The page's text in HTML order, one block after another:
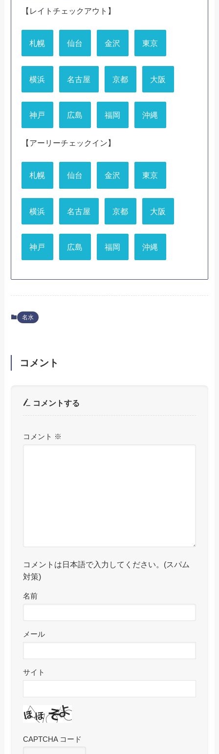
【レイトチェックアウト】
札幌 仙台 金沢 東京
横浜 名古屋 京都 大阪
神戸 広島 福岡 沖縄
【アーリーチェックイン】
札幌 仙台 金沢 東京
横浜 名古屋 京都 大阪
神戸 広島 福岡 沖縄
名水
コメント
コメントする
コメント ※
コメントは日本語で入力してください。(スパム
対策)
名前
メール
サイト
CAPTCHA コード